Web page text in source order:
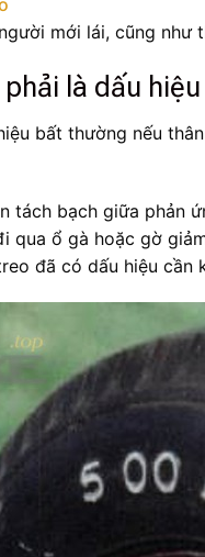
mới lái, cũng như
là dấu
bất thường nếu
tách bạch giữa phản
qua ổ gà hoặc gờ
đã có dấu hiệu cần